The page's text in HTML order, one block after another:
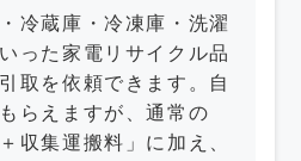
冷蔵庫・冷凍庫・洗濯
った家電リサイクル品
取を依頼できます。自
らえますが、通常の
収集運搬料」に加え、